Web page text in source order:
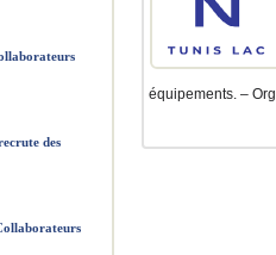
équipements. –
des